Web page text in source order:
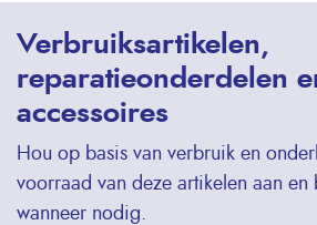
Verbruiksartikelen,
reparatieonderdelen
accessoires
Hou op basis van verbruik en
voorraad van deze artikelen aan en
wanneer nodig.